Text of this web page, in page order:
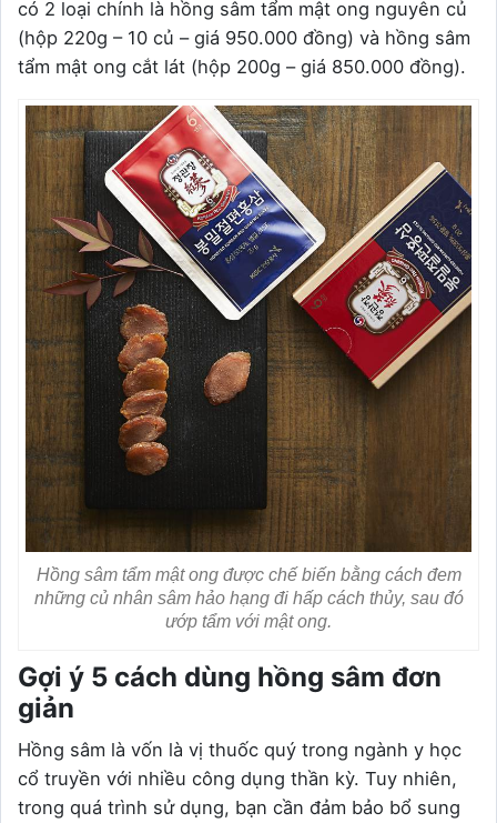
có 2 loại chính là hồng sâm tẩm mật ong nguyên củ
(hộp 220g – 10 củ – giá 950.000 đồng) và hồng sâm
tẩm mật ong cắt lát (hộp 200g – giá 850.000 đồng).
Hồng sâm tẩm mật ong được chế biến bằng cách đem
những củ nhân sâm hảo hạng đi hấp cách thủy, sau đó
ướp tẩm với mật ong.
Gợi ý 5 cách dùng hồng sâm đơn
giản
Hồng sâm là vốn là vị thuốc quý trong ngành y học
cổ truyền với nhiều công dụng thần kỳ. Tuy nhiên,
trong quá trình sử dụng, bạn cần đảm bảo bổ sung